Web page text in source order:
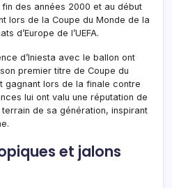
fin des années 2000 et au début
lors de la Coupe du Monde de la
d’Europe de l’UEFA.
d’Iniesta avec le ballon ont
premier titre de Coupe du
gagnant lors de la finale contre
lui ont valu une réputation de
terrain de sa génération, inspirant
et jalons